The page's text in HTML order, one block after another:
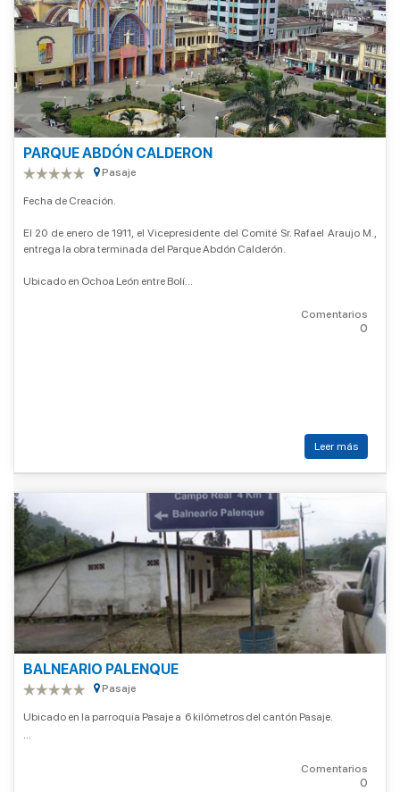
PARQUE ABDÓN CALDERON
Pasaje
Fecha de Creación.
El 20 de enero de 1911, el Vicepresidente del Comité Sr. Rafael Araujo M.,
entrega la obra terminada del Parque Abdón Calderón.
Ubicado en Ochoa León entre Bolí...
Comentarios
0
Leer más
BALNEARIO PALENQUE
Pasaje
Ubicado en la parroquia Pasaje a 6 kilómetros del cantón Pasaje.
Comentarios
0